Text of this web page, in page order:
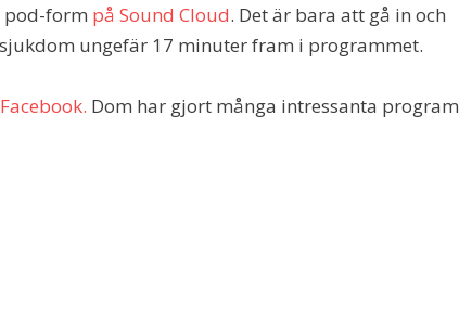
pod-form på Sound Cloud. Det är bara att gå in och
ungefär 17 minuter fram i programmet.
Dom har gjort många intressanta program